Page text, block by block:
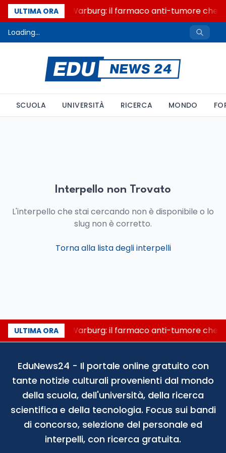
ULTIMA ORA
Un secolo di Warburg: il farmaco anti-tumore che
Loading...
SCUOLA UNIVERSITÀ RICERCA MONDO
Interpello non Trovato
L'interpello che stai cercando non è disponibile o lo
slug non è corretto.
Torna alla lista degli interpelli
ULTIMA ORA
Un secolo di Warburg: il farmaco anti-tumore che
EduNews24 - Il portale online gratuito con
tante notizie culturali provenienti dal mondo
della scuola, dell'università, della ricerca
scientifica e della tecnologia. Focus sui bandi
di concorso, selezione del personale ed
interpelli, con ricerca gratuita.